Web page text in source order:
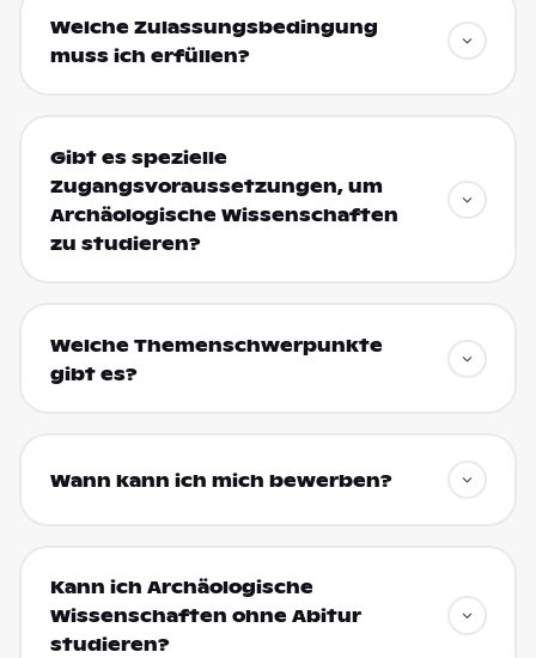
Welche Zulassungsbedingung
muss ich erfüllen?
Gibt es spezielle
Zugangsvoraussetzungen, um
Archäologische Wissenschaften
zu studieren?
Welche Themenschwerpunkte
gibt es?
Wann kann ich mich bewerben?
Kann ich Archäologische
Wissenschaften ohne Abitur
studieren?